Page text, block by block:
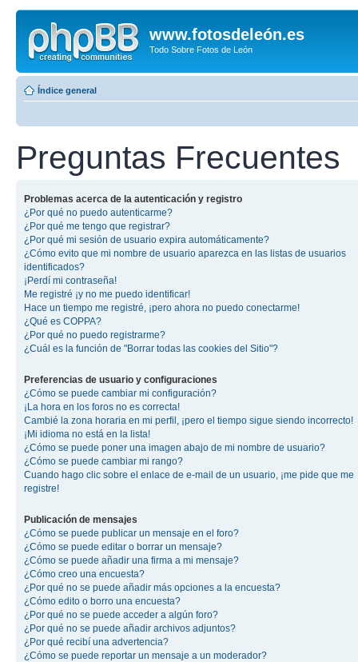
www.fotosdeleón.es
Todo Sobre Fotos de León
Índice general
Preguntas Frecuentes
Problemas acerca de la autenticación y registro
¿Por qué no puedo autenticarme?
¿Por qué me tengo que registrar?
¿Por qué mi sesión de usuario expira automáticamente?
¿Cómo evito que mi nombre de usuario aparezca en las listas de usuarios
identificados?
¡Perdí mi contraseña!
Me registré ¡y no me puedo identificar!
Hace un tiempo me registré, ¡pero ahora no puedo conectarme!
¿Qué es COPPA?
¿Por qué no puedo registrarme?
¿Cuál es la función de "Borrar todas las cookies del Sitio"?
Preferencias de usuario y configuraciones
¿Cómo se puede cambiar mi configuración?
¡La hora en los foros no es correcta!
Cambié la zona horaria en mi perfil, ¡pero el tiempo sigue siendo incorrecto!
¡Mi idioma no está en la lista!
¿Cómo se puede poner una imagen abajo de mi nombre de usuario?
¿Cómo se puede cambiar mi rango?
Cuando hago clic sobre el enlace de e-mail de un usuario, ¡me pide que me
registre!
Publicación de mensajes
¿Cómo se puede publicar un mensaje en el foro?
¿Cómo se puede editar o borrar un mensaje?
¿Cómo se puede añadir una firma a mi mensaje?
¿Cómo creo una encuesta?
¿Por qué no se puede añadir más opciones a la encuesta?
¿Cómo edito o borro una encuesta?
¿Por qué no se puede acceder a algún foro?
¿Por qué no se puede añadir archivos adjuntos?
¿Por qué recibí una advertencia?
¿Cómo se puede reportar un mensaje a un moderador?